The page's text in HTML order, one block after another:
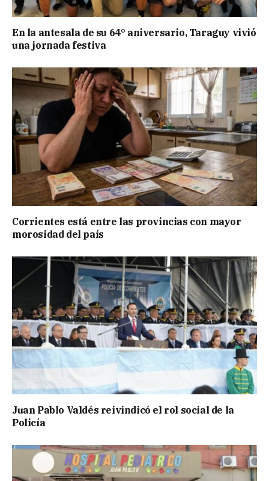
En la antesala de su 64° aniversario, Taraguy vivió
una jornada festiva
Corrientes está entre las provincias con mayor
morosidad del país
Juan Pablo Valdés reivindicó el rol social de la
Policía